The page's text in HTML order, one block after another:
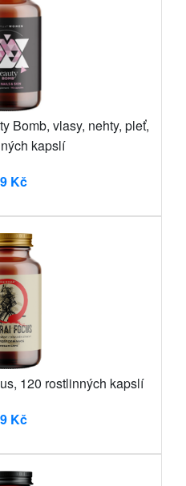
Bomb, vlasy, nehty, pleť,
kapslí
Kč
120 rostlinných kapslí
Kč